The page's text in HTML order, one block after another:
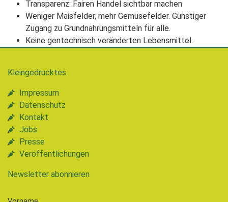
Transparenz: Fairen Handel sichtbar machen
Weniger Maisfelder, mehr Gemüsefelder. Günstiger
Zugang zu Grundnahrungsmitteln für alle.
Keine gentechnisch veränderten Lebensmittel.
Kleingedrucktes
Impressum
Datenschutz
Kontakt
Jobs
Presse
Veröffentlichungen
Newsletter abonnieren